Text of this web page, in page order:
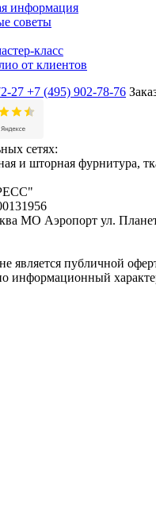
информация
советы
класс
от клиентов
27 +7 (495) 902-78-76
сетях:
и шторная фурнитура,
МО Аэропорт ул.
является публичной
информационный